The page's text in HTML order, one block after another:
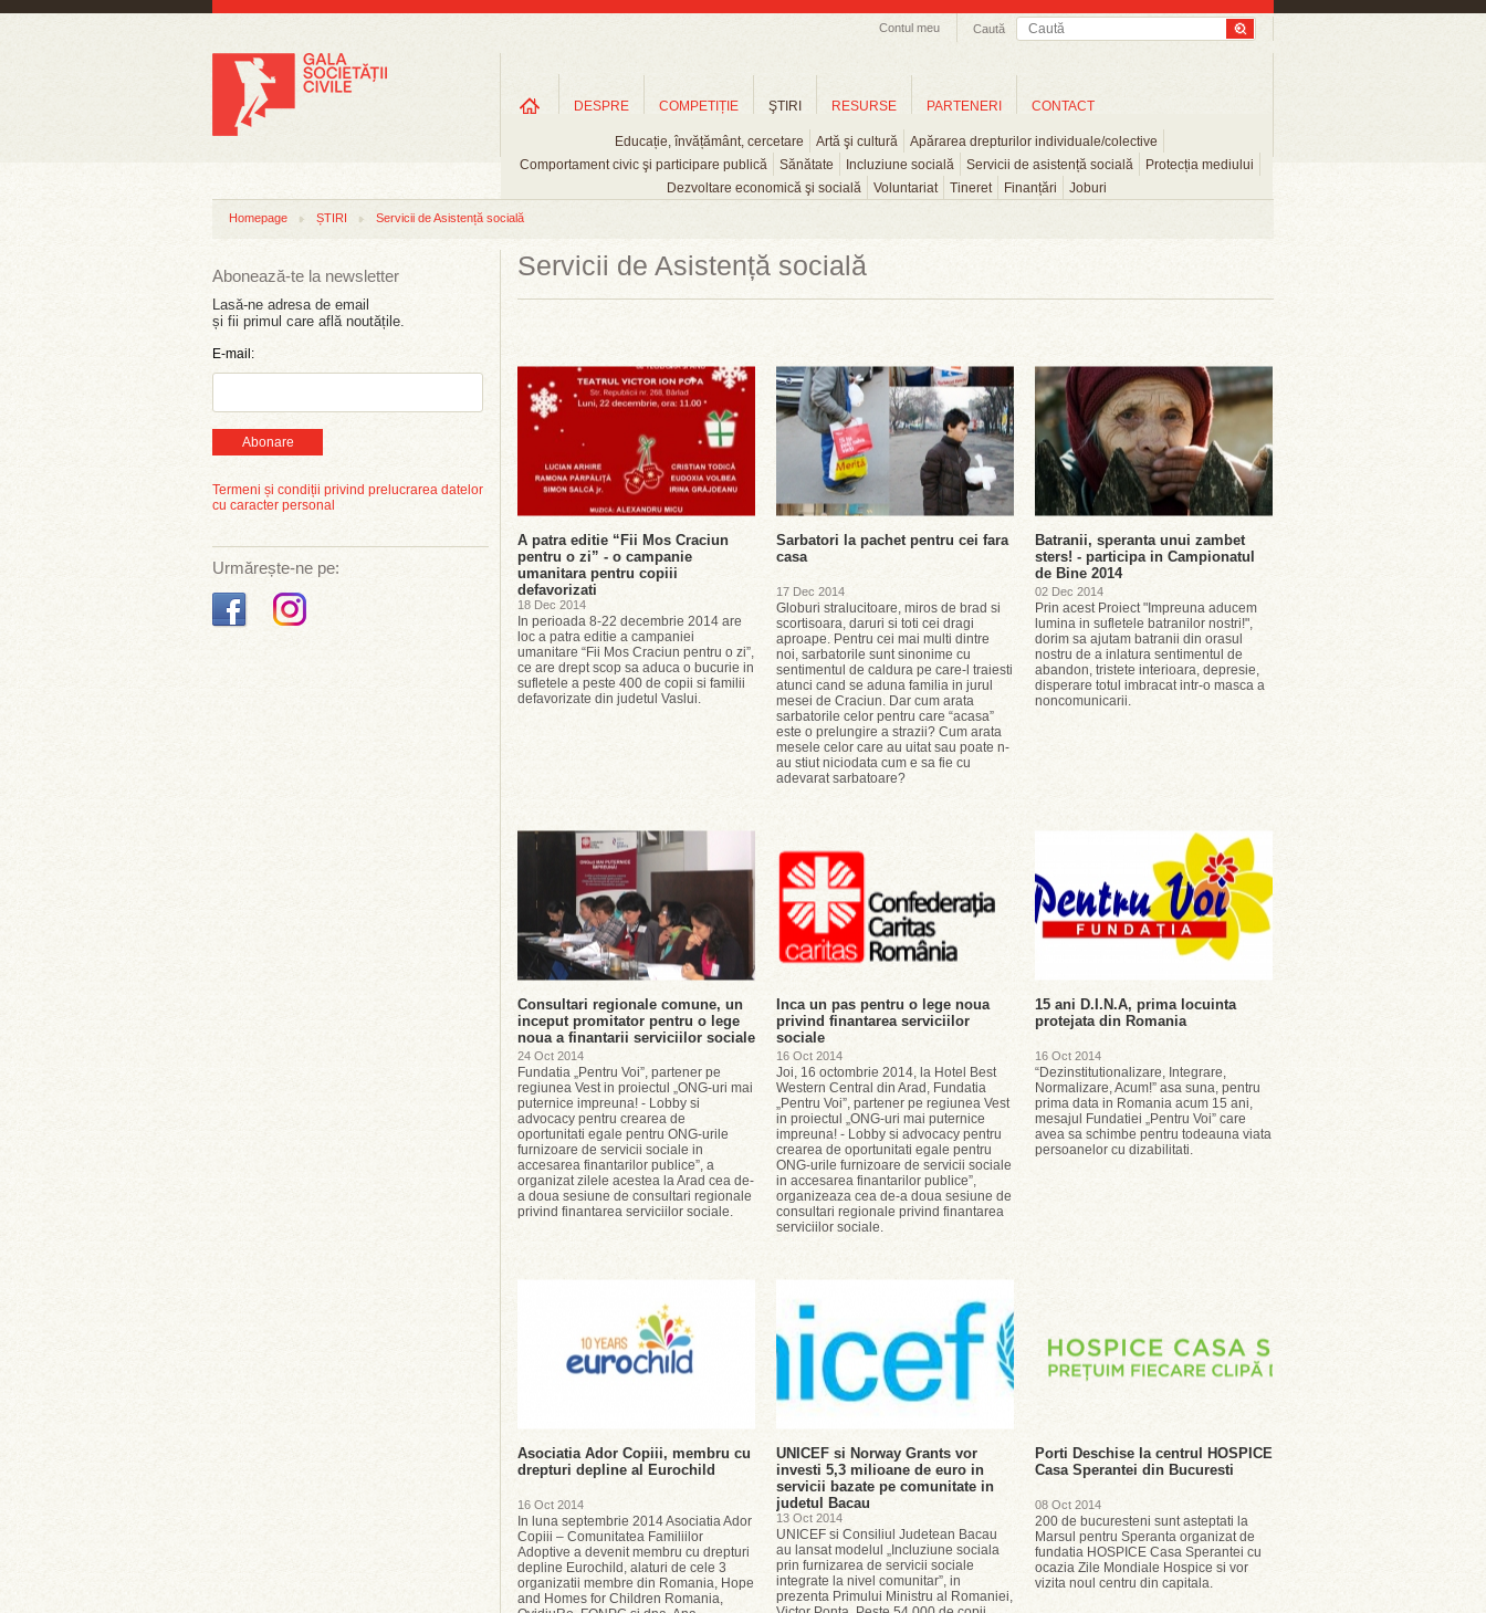
Caută
Contul meu
DESPRE COMPETIȚIE ŞTIRI
Educație, învățământ, cercetare Artă şi cultură
Apărarea drepturilor individuale/colective
Comportament civic şi participare publică
Sănătate Incluziune socială Servicii de asistență socială
Protecția mediului
Dezvoltare economică şi socială
Voluntariat Tineret Finanțări Joburi
RESURSE PARTENERI CONTACT
Homepage ȘTIRI Servicii de Asistență socială
Abonează-te la newsletter
Lasă-ne adresa de email
și fii primul care află noutățile.
E-mail:
Abonare
Termeni și condiții privind prelucrarea datelor
cu caracter personal
Urmărește-ne pe:
Servicii de Asistență socială
A patra editie “Fii Mos Craciun
pentru o zi” - o campanie
umanitara pentru copiii
defavorizati
18 Dec 2014
In perioada 8-22 decembrie 2014 are
loc a patra editie a campaniei
umanitare “Fii Mos Craciun pentru o zi”,
ce are drept scop sa aduca o bucurie in
sufletele a peste 400 de copii si familii
defavorizate din judetul Vaslui.
Sarbatori la pachet pentru cei fara
casa
17 Dec 2014
Globuri stralucitoare, miros de brad si
scortisoara, daruri si toti cei dragi
aproape. Pentru cei mai multi dintre
noi, sarbatorile sunt sinonime cu
sentimentul de caldura pe care-l traiesti
atunci cand se aduna familia in jurul
mesei de Craciun. Dar cum arata
sarbatorile celor pentru care “acasa”
este o prelungire a strazii? Cum arata
mesele celor care au uitat sau poate n-
au stiut niciodata cum e sa fie cu
adevarat sarbatoare?
Batranii, speranta unui zambet
sters! - participa in Campionatul
de Bine 2014
02 Dec 2014
Prin acest Proiect "Impreuna aducem
lumina in sufletele batranilor nostri!",
dorim sa ajutam batranii din orasul
nostru de a inlatura sentimentul de
abandon, tristete interioara, depresie,
disperare totul imbracat intr-o masca a
noncomunicarii.
Consultari regionale comune, un
inceput promitator pentru o lege
noua a finantarii serviciilor sociale
24 Oct 2014
Fundatia „Pentru Voi”, partener pe
regiunea Vest in proiectul „ONG-uri mai
puternice impreuna! - Lobby si
advocacy pentru crearea de
oportunitati egale pentru ONG-urile
furnizoare de servicii sociale in
accesarea finantarilor publice”, a
organizat zilele acestea la Arad cea de-
a doua sesiune de consultari regionale
privind finantarea serviciilor sociale.
Inca un pas pentru o lege noua
privind finantarea serviciilor
sociale
16 Oct 2014
Joi, 16 octombrie 2014, la Hotel Best
Western Central din Arad, Fundatia
„Pentru Voi”, partener pe regiunea Vest
in proiectul „ONG-uri mai puternice
impreuna! - Lobby si advocacy pentru
crearea de oportunitati egale pentru
ONG-urile furnizoare de servicii sociale
in accesarea finantarilor publice”,
organizeaza cea de-a doua sesiune de
consultari regionale privind finantarea
serviciilor sociale.
15 ani D.I.N.A, prima locuinta
protejata din Romania
16 Oct 2014
“Dezinstitutionalizare, Integrare,
Normalizare, Acum!” asa suna, pentru
prima data in Romania acum 15 ani,
mesajul Fundatiei „Pentru Voi” care
avea sa schimbe pentru todeauna viata
persoanelor cu dizabilitati.
Asociatia Ador Copiii, membru cu
drepturi depline al Eurochild
16 Oct 2014
In luna septembrie 2014 Asociatia Ador
Copiii – Comunitatea Familiilor
Adoptive a devenit membru cu drepturi
depline Eurochild, alaturi de cele 3
organizatii membre din Romania, Hope
and Homes for Children Romania,
UNICEF si Norway Grants vor
investi 5,3 milioane de euro in
servicii bazate pe comunitate in
judetul Bacau
13 Oct 2014
UNICEF si Consiliul Judetean Bacau
au lansat modelul „Incluziune sociala
prin furnizarea de servicii sociale
integrate la nivel comunitar”, in
prezenta Primului Ministru al Romaniei,
Porti Deschise la centrul HOSPICE
Casa Sperantei din Bucuresti
08 Oct 2014
200 de bucuresteni sunt asteptati la
Marsul pentru Speranta organizat de
fundatia HOSPICE Casa Sperantei cu
ocazia Zile Mondiale Hospice si vor
vizita noul centru din capitala.